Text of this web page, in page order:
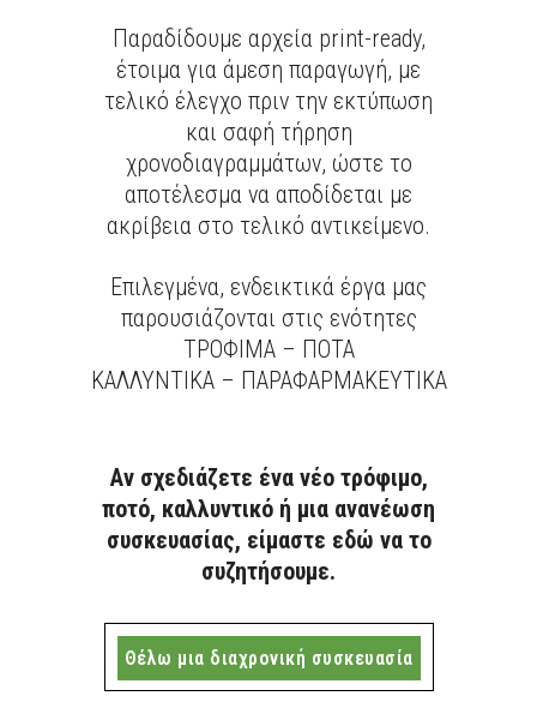
Παραδίδουμε αρχεία print-ready,
έτοιμα για άμεση παραγωγή, με
τελικό έλεγχο πριν την εκτύπωση
και σαφή τήρηση
χρονοδιαγραμμάτων, ώστε το
αποτέλεσμα να αποδίδεται με
ακρίβεια στο τελικό αντικείμενο.
Επιλεγμένα, ενδεικτικά έργα μας
παρουσιάζονται στις ενότητες
ΤΡΟΦΙΜΑ – ΠΟΤΑ
ΚΑΛΛΥΝΤΙΚΑ – ΠΑΡΑΦΑΡΜΑΚΕΥΤΙΚΑ
Αν σχεδιάζετε ένα νέο τρόφιμο,
ποτό, καλλυντικό ή μια ανανέωση
συσκευασίας, είμαστε εδώ να το
συζητήσουμε.
Θέλω μια διαχρονική συσκευασία